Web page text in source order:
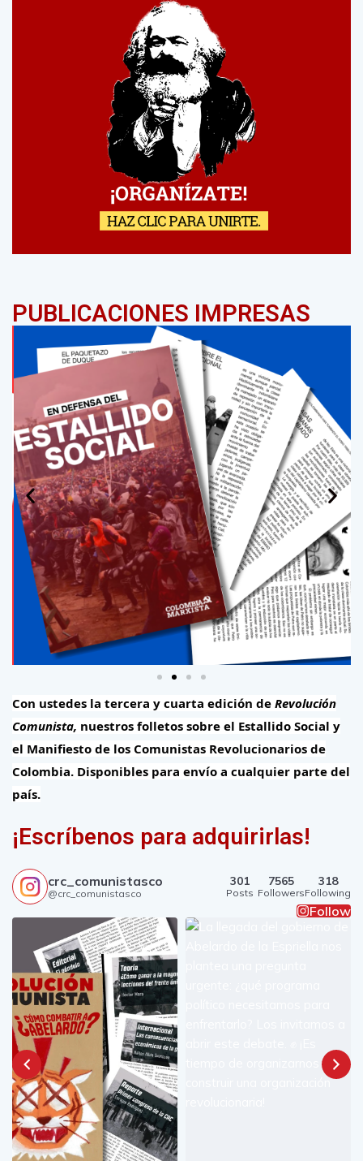
PUBLICACIONES IMPRESAS
Con ustedes la tercera y cuarta edición de Revolución
Comunista, nuestros folletos sobre el Estallido Social y
el Manifiesto de los Comunistas Revolucionarios de
Colombia. Disponibles para envío a cualquier parte del
país.
¡Escríbenos para adquirirlas!
crc_comunistasco
@crc_comunistasco
301
Posts
7565
Followers
318
Following
Follow